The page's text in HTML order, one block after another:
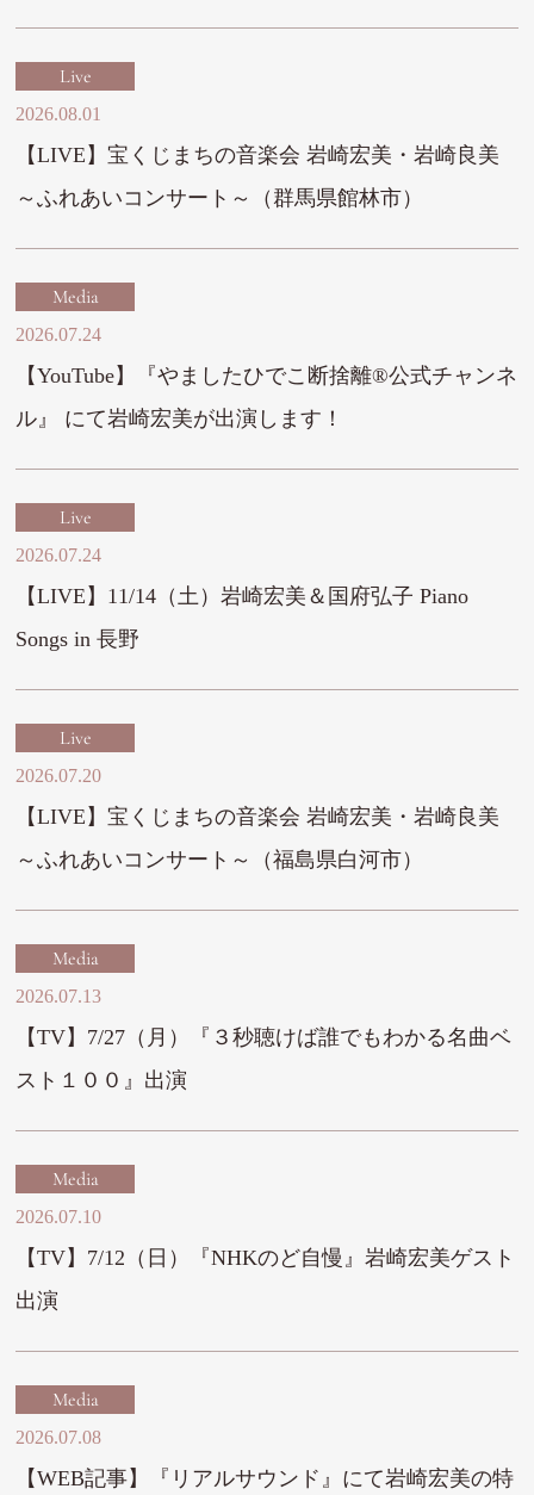
Live
2026.08.01
【LIVE】宝くじまちの音楽会 岩崎宏美・岩崎良美
～ふれあいコンサート～（群馬県館林市）
Media
2026.07.24
【YouTube】『やましたひでこ断捨離®︎公式チャンネ
ル』 にて岩崎宏美が出演します！
Live
2026.07.24
【LIVE】11/14（土）岩崎宏美＆国府弘子 Piano
Songs in 長野
Live
2026.07.20
【LIVE】宝くじまちの音楽会 岩崎宏美・岩崎良美
～ふれあいコンサート～（福島県白河市）
Media
2026.07.13
【TV】7/27（月）『３秒聴けば誰でもわかる名曲ベ
スト１００』出演
Media
2026.07.10
【TV】7/12（日）『NHKのど自慢』岩崎宏美ゲスト
出演
Media
2026.07.08
【WEB記事】『リアルサウンド』にて岩崎宏美の特